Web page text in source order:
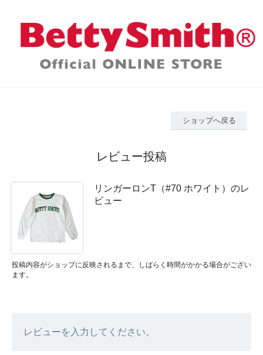
ショップへ戻る
レビュー投稿
リンガーロンT（#70 ホワイト）のレ
ビュー
投稿内容がショップに反映されるまで、しばらく時間がかかる場合がござい
ます。
レビューを入力してください。